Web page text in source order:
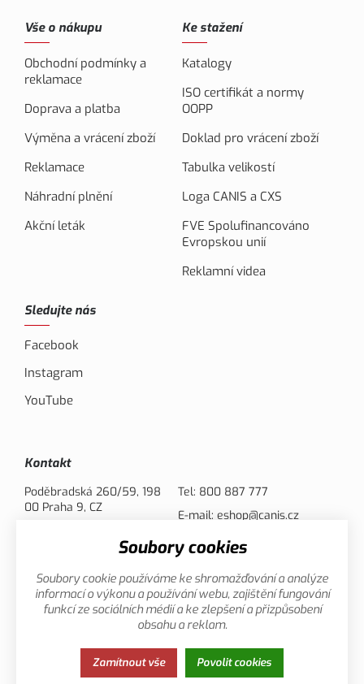
Vše o nákupu
Obchodní podmínky a
reklamace
Doprava a platba
Výměna a vrácení zboží
Reklamace
Náhradní plnění
Akční leták
Ke stažení
Katalogy
ISO certifikát a normy
OOPP
Doklad pro vrácení zboží
Tabulka velikostí
Loga CANIS a CXS
FVE Spolufinancováno
Evropskou unií
Reklamní videa
Sledujte nás
Facebook
Instagram
YouTube
Kontakt
Poděbradská 260/59, 198
00 Praha 9, CZ
Tel: 800 887 777
E-mail: eshop@canis.cz
Možnosti platby
Zásady ochrany osobních údajů
Soubory cookies
Soubory cookie používáme ke shromažďování a analýze
informací o výkonu a používání webu, zajištění fungování
funkcí ze sociálních médií a ke zlepšení a přizpůsobení
obsahu a reklam.
Zamítnout vše Povolit cookies